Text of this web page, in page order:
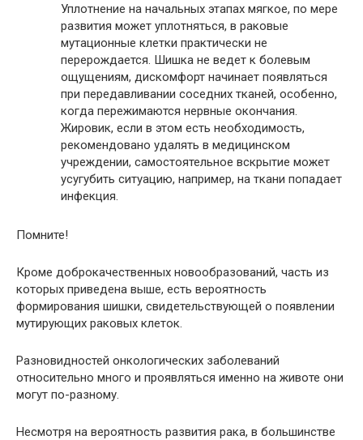
Уплотнение на начальных этапах мягкое, по мере
развития может уплотняться, в раковые
мутационные клетки практически не
перерождается. Шишка не ведет к болевым
ощущениям, дискомфорт начинает появляться
при передавливании соседних тканей, особенно,
когда пережимаются нервные окончания.
Жировик, если в этом есть необходимость,
рекомендовано удалять в медицинском
учреждении, самостоятельное вскрытие может
усугубить ситуацию, например, на ткани попадает
инфекция.
Помните!
Кроме доброкачественных новообразований, часть из
которых приведена выше, есть вероятность
формирования шишки, свидетельствующей о появлении
мутирующих раковых клеток.
Разновидностей онкологических заболеваний
относительно много и проявляться именно на животе они
могут по-разному.
Несмотря на вероятность развития рака, в большинстве